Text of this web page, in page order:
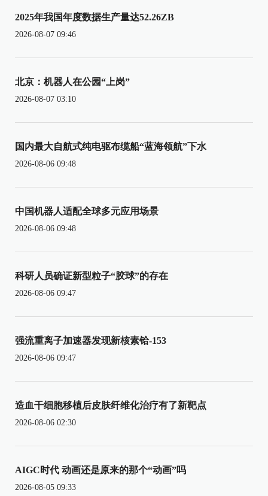
2025年我国年度数据生产量达52.26ZB
2026-08-07 09:46
北京：机器人在公园“上岗”
2026-08-07 03:10
国内最大自航式纯电驱布缆船“蓝海领航”下水
2026-08-06 09:48
中国机器人适配全球多元应用场景
2026-08-06 09:48
科研人员确证新型粒子“胶球”的存在
2026-08-06 09:47
强流重离子加速器发现新核素铪-153
2026-08-06 09:47
造血干细胞移植后皮肤纤维化治疗有了新靶点
2026-08-06 02:30
AIGC时代 动画还是原来的那个“动画”吗
2026-08-05 09:33